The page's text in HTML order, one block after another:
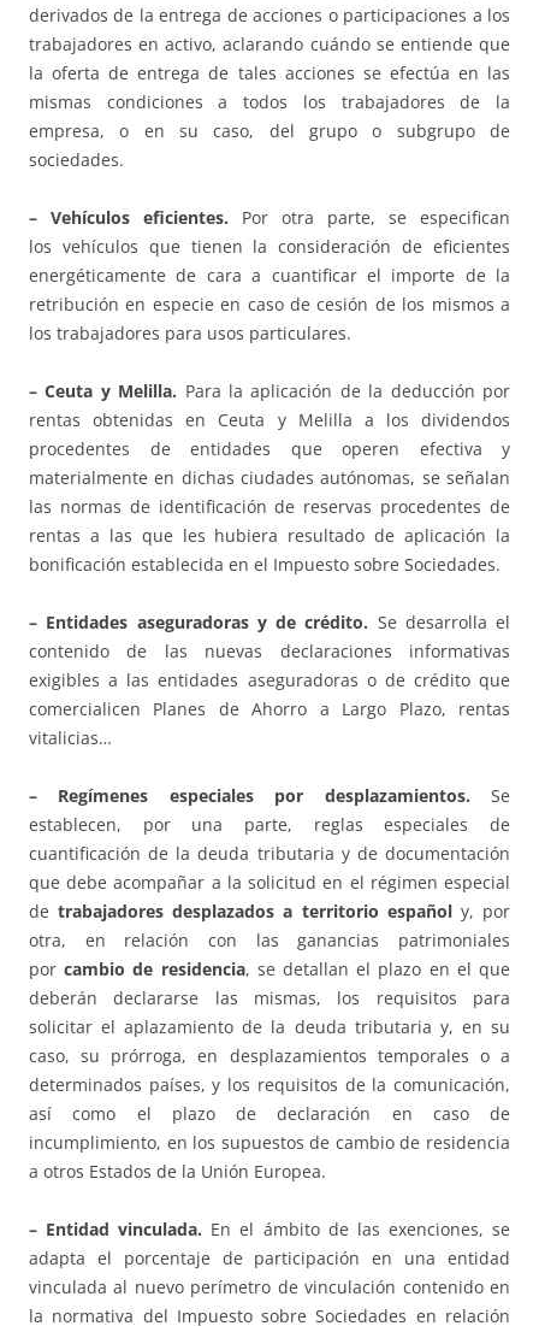
derivados de la entrega de acciones o participaciones a los
trabajadores en activo, aclarando cuándo se entiende que
la oferta de entrega de tales acciones se efectúa en las
mismas condiciones a todos los trabajadores de la
empresa, o en su caso, del grupo o subgrupo de
sociedades.
– Vehículos eficientes. Por otra parte, se especifican
los vehículos que tienen la consideración de eficientes
energéticamente de cara a cuantificar el importe de la
retribución en especie en caso de cesión de los mismos a
los trabajadores para usos particulares.
– Ceuta y Melilla. Para la aplicación de la deducción por
rentas obtenidas en Ceuta y Melilla a los dividendos
procedentes de entidades que operen efectiva y
materialmente en dichas ciudades autónomas, se señalan
las normas de identificación de reservas procedentes de
rentas a las que les hubiera resultado de aplicación la
bonificación establecida en el Impuesto sobre Sociedades.
– Entidades aseguradoras y de crédito. Se desarrolla el
contenido de las nuevas declaraciones informativas
exigibles a las entidades aseguradoras o de crédito que
comercialicen Planes de Ahorro a Largo Plazo, rentas
vitalicias…
– Regímenes especiales por desplazamientos. Se
establecen, por una parte, reglas especiales de
cuantificación de la deuda tributaria y de documentación
que debe acompañar a la solicitud en el régimen especial
detrabajadores desplazados a territorio españoly, por
otra, en relación con las ganancias patrimoniales
por cambio de residencia, se detallan el plazo en el que
deberán declararse las mismas, los requisitos para
solicitar el aplazamiento de la deuda tributaria y, en su
caso, su prórroga, en desplazamientos temporales o a
determinados países, y los requisitos de la comunicación,
así como el plazo de declaración en caso de
incumplimiento, en los supuestos de cambio de residencia
a otros Estados de la Unión Europea.
– Entidad vinculada. En el ámbito de las exenciones, se
adapta el porcentaje de participación en una entidad
vinculada al nuevo perímetro de vinculación contenido en
la normativa del Impuesto sobre Sociedades en relación